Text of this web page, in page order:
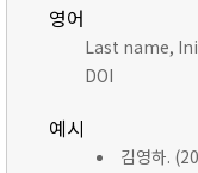
영어
Last name,
DOI
예시
김영하.